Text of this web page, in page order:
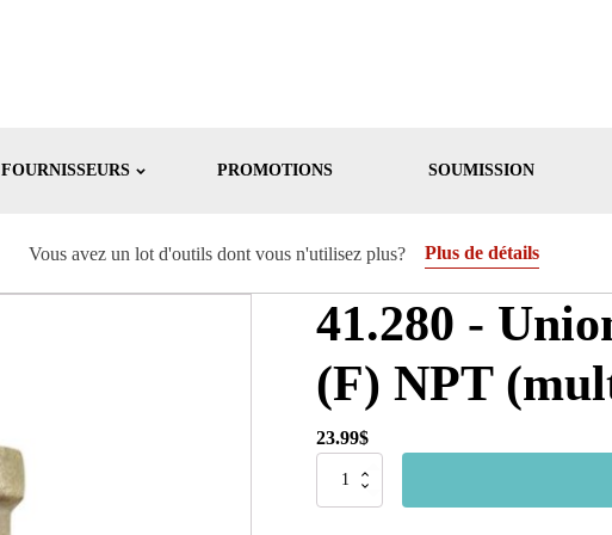
FOURNISSEURS PROMOTIONS SOUMISSION
Vous avez un lot d'outils dont vous n'utilisez plus? Plus de détails
41.280 -
(F) NPT
23.99$
quantité